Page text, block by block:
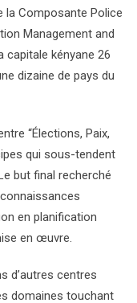
la Composante Police
Management and
capitale kényane 26
dizaine de pays du
“Élections, Paix,
qui sous-tendent
but final recherché
en planification
en œuvre.
d’autres centres
domaines touchant